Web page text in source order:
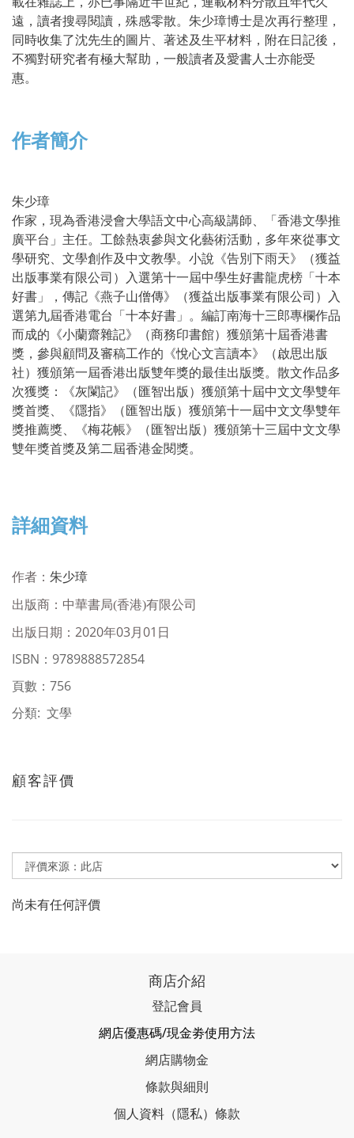
遠，讀者搜尋閱讀，殊感零散。朱少璋博士是次再行整理，
同時收集了沈先生的圖片、著述及生平材料，附在日記後，
不獨對研究者有極大幫助，一般讀者及愛書人士亦能受
惠。
作者簡介
朱少璋
作家，現為香港浸會大學語文中心高級講師、「香港文學推
廣平台」主任。工餘熱衷參與文化藝術活動，多年來從事文
學研究、文學創作及中文教學。小說《告別下雨天》（獲益
出版事業有限公司）入選第十一屆中學生好書龍虎榜「十本
好書」，傳記《燕子山僧傳》（獲益出版事業有限公司）入
選第九屆香港電台「十本好書」。編訂南海十三郎專欄作品
而成的《小蘭齋雜記》（商務印書館）獲頒第十屆香港書
獎，參與顧問及審稿工作的《悅心文言讀本》（啟思出版
社）獲頒第一屆香港出版雙年獎的最佳出版獎。散文作品多
次獲獎：《灰闌記》（匯智出版）獲頒第十屆中文文學雙年
獎首獎、《隱指》（匯智出版）獲頒第十一屆中文文學雙年
獎推薦獎、《梅花帳》（匯智出版）獲頒第十三屆中文文學
雙年獎首獎及第二屆香港金閱獎。
詳細資料
作者： 朱少璋
出版商： 中華書局(香港)有限公司
出版日期：2020年03月01日
ISBN ： 9789888572854
頁數：756
分類: 文學
顧客評價
尚未有任何評價
商店介紹
登記會員
網店優惠碼/現金劵使用方法
網店購物金
條款與細則
個人資料（隱私）條款